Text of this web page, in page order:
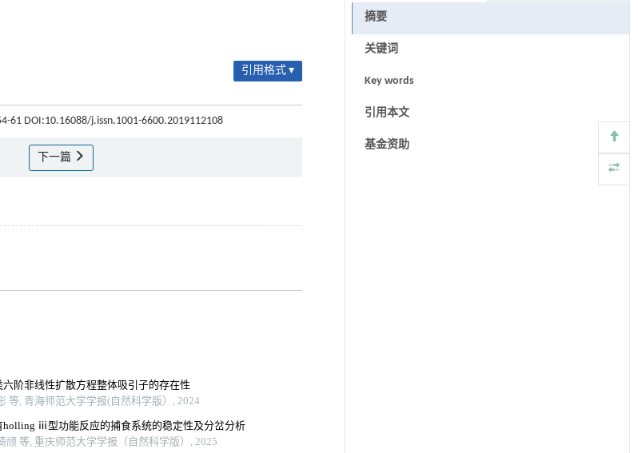
引用格式 ▾
61 DOI:10.16088/j.issn.1001-6600.2019112108
下一篇
摘要
关键词
Key words
引用本文
基金资助